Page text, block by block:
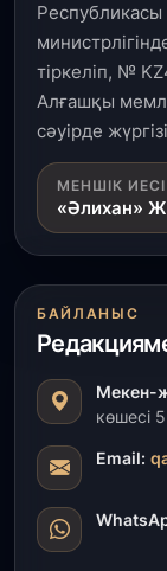
31 шілде, 2026
Ақмола
ұстаздар
айтты
31 шілде, 2026
ҚР
ұсынды
«Ауыл
4 223 жоба
31 шілде, 2026
толық ауыз
30 шілде, 2026
Түркістанда
тіркеліп, №
Алғашқы
сәуірде
МЕНШІК ИЕСІ
«Әлихан»
БАЙЛАНЫС
Мекен-
көшесі
Email: